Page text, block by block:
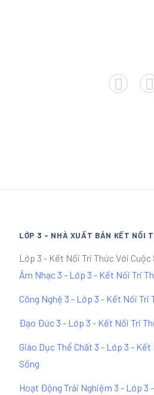
LỚP 3 - NHÀ XUẤT BẢN KẾT NỐI
Lớp 3 - Kết Nối Tri Thức Với Cuộc
Âm Nhạc 3 - Lớp 3 - Kết Nối Tri
Công Nghệ 3 - Lớp 3 - Kết Nối Tri
Đạo Đức 3 - Lớp 3 - Kết Nối Tri
Giáo Dục Thể Chất 3 - Lớp 3 -
Sống
Hoạt Động Trải Nghiệm 3 - Lớp 3